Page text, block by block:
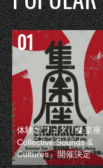
体験型フェス『集楽座
Collective Sounds &
Cultures』開催決定